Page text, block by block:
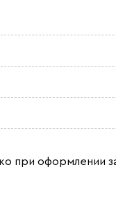
при оформлении